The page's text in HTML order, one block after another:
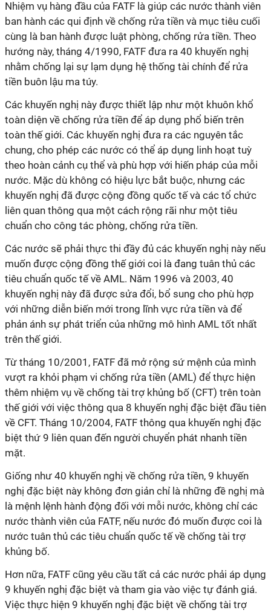
Nhiệm vụ hàng đầu của FATF là giúp các nước thành viên
ban hành các qui định về chống rửa tiền và mục tiêu cuối
cùng là ban hành được luật phòng, chống rửa tiền. Theo
hướng này, tháng 4/1990, FATF đưa ra 40 khuyến nghị
nhằm chống lại sự lạm dụng hệ thống tài chính để rửa
tiền buôn lậu ma túy.
Các khuyến nghị này được thiết lập như một khuôn khổ
toàn diện về chống rửa tiền để áp dụng phổ biến trên
toàn thế giới. Các khuyến nghị đưa ra các nguyên tắc
chung, cho phép các nước có thể áp dụng linh hoạt tuỳ
theo hoàn cảnh cụ thể và phù hợp với hiến pháp của mỗi
nước. Mặc dù không có hiệu lực bắt buộc, nhưng các
khuyến nghị đã được cộng đồng quốc tế và các tổ chức
liên quan thông qua một cách rộng rãi như một tiêu
chuẩn cho công tác phòng, chống rửa tiền.
Các nước sẽ phải thực thi đầy đủ các khuyến nghị này nếu
muốn được cộng đồng thế giới coi là đang tuân thủ các
tiêu chuẩn quốc tế về AML. Năm 1996 và 2003, 40
khuyến nghị này đã được sửa đổi, bổ sung cho phù hợp
với những diễn biến mới trong lĩnh vực rửa tiền và để
phản ánh sự phát triển của những mô hình AML tốt nhất
trên thế giới.
Từ tháng 10/2001, FATF đã mở rộng sứ mệnh của mình
vượt ra khỏi phạm vi chống rửa tiền (AML) để thực hiện
thêm nhiệm vụ về chống tài trợ khủng bố (CFT) trên toàn
thế giới với việc thông qua 8 khuyến nghị đặc biệt đầu tiên
về CFT. Tháng 10/2004, FATF thông qua khuyến nghị đặc
biệt thứ 9 liên quan đến người chuyển phát nhanh tiền
mặt.
Giống như 40 khuyến nghị về chống rửa tiền, 9 khuyến
nghị đặc biệt này không đơn giản chỉ là những đề nghị mà
là mệnh lệnh hành động đối với mỗi nước, không chỉ các
nước thành viên của FATF, nếu nước đó muốn được coi là
nước tuân thủ các tiêu chuẩn quốc tế về chống tài trợ
khủng bố.
Hơn nữa, FATF cũng yêu cầu tất cả các nước phải áp dụng
9 khuyến nghị đặc biệt và tham gia vào việc tự đánh giá.
Việc thực hiện 9 khuyến nghị đặc biệt về chống tài trợ